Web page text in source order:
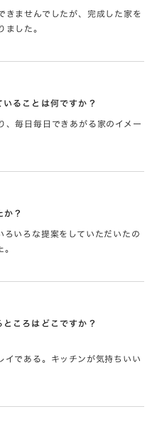
きませんでしたが、完成した家を
ました。
ることは何ですか？
、毎日毎日できあがる家のイメー
か？
ろいろな提案をしていただいたの
ころはどこですか？
イである。キッチンが気持ちいい